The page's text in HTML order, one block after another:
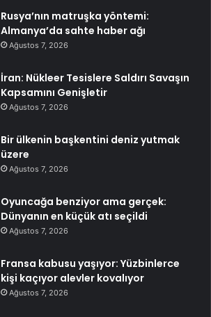
Rusya’nın matruşka yöntemi:
Almanya’da sahte haber ağı
Ağustos 7, 2026
İran: Nükleer Tesislere Saldırı Savaşın
Kapsamını Genişletir
Ağustos 7, 2026
Bir ülkenin başkentini deniz yutmak
üzere
Ağustos 7, 2026
Oyuncağa benziyor ama gerçek:
Dünyanın en küçük atı seçildi
Ağustos 7, 2026
Fransa kabusu yaşıyor: Yüzbinlerce
kişi kaçıyor alevler kovalıyor
Ağustos 7, 2026